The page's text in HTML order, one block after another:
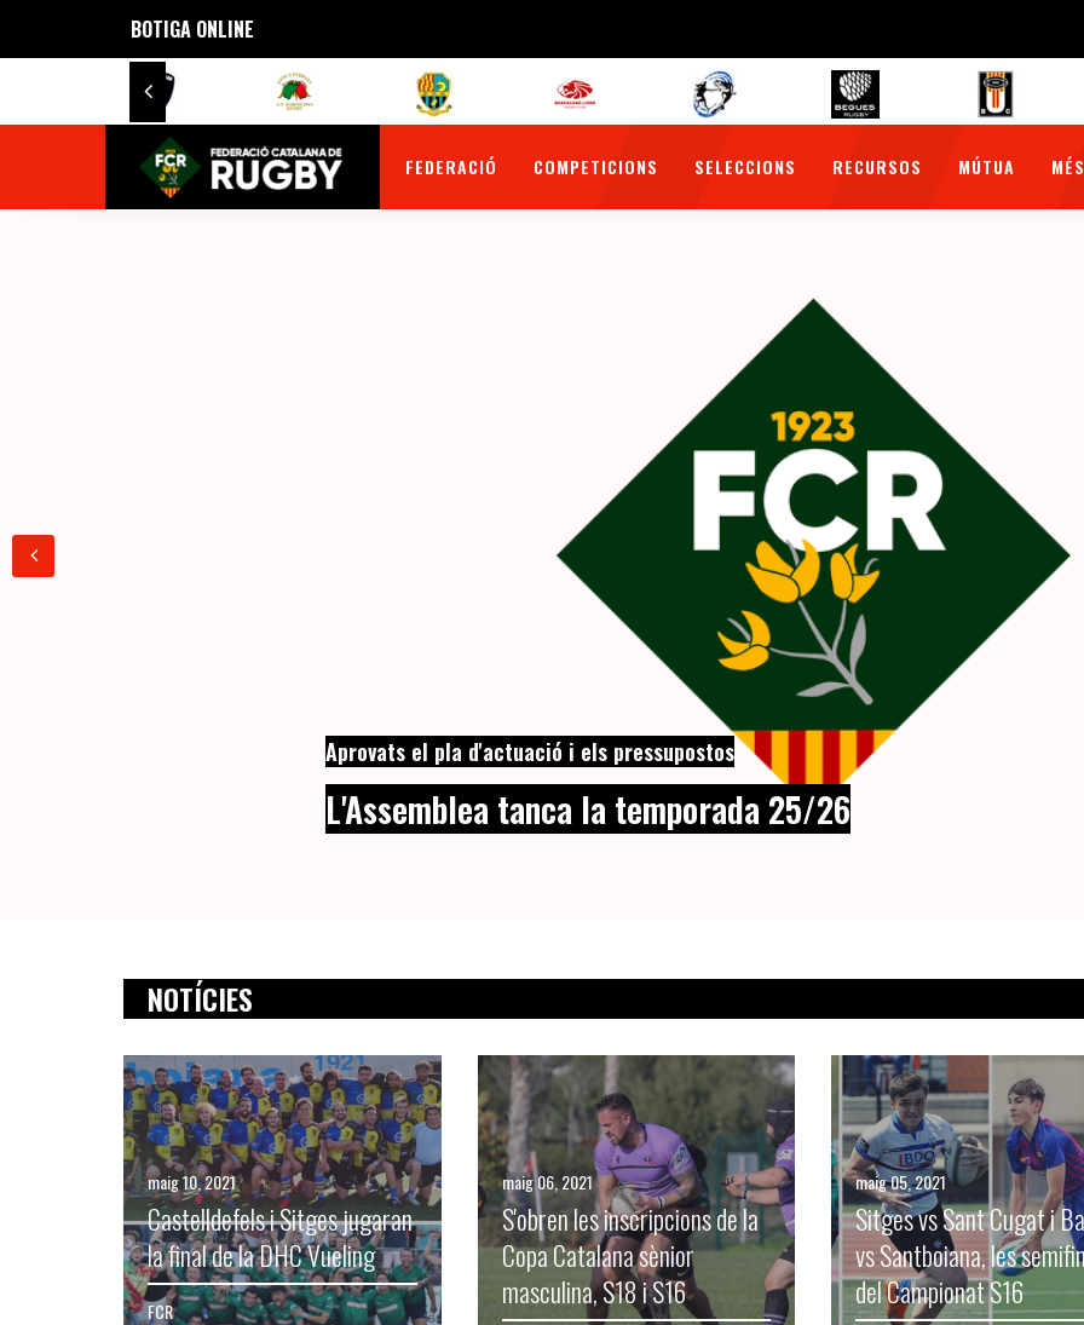
BOTIGA ONLINE
FEDERACIÓ COMPETICIONS SELECCIONS RECURSOS MÚTUA
Aprovats el pla d'actuació i els pressupostos
L'Assemblea tanca la temporada 25/26
NOTÍCIES
maig 10, 2021
Castelldefels i Sitges jugaran
la final de la DHC Vueling
FCR
maig 06, 2021
S'obren les inscripcions de la
Copa Catalana sènior
masculina, S18 i S16
maig 05, 2021
Sitges vs Sant Cugat i
vs Santboiana, les
del Campionat S16